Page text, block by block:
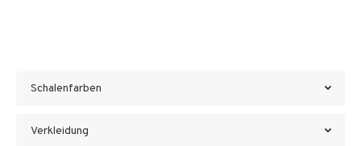
Schalenfarben
Verkleidung